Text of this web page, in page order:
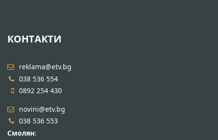
КОНТАКТИ
reklama@etv.bg
038 536 554
0892 254 430
novini@etv.bg
038 536 553
Смолян: